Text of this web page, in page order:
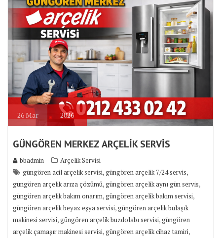
26Mar 2026
GÜNGÖREN MERKEZ ARÇELİK SERVİS
bbadmin
Arçelik Servisi
güngören acil arçelik servisi,güngören arçelik 7/24 servis,
güngören arçelik arıza çözümü,güngören arçelik aynı gün servis,
güngören arçelik bakım onarım,güngören arçelik bakım servisi,
güngören arçelik beyaz eşya servisi,güngören arçelik bulaşık
makinesi servisi,güngören arçelik buzdolabı servisi,güngören
arçelik çamaşır makinesi servisi,güngören arçelik cihaz tamiri,